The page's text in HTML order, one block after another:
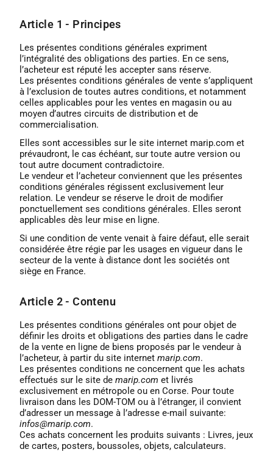
Article 1 - Principes
Les présentes conditions générales expriment
l’intégralité des obligations des parties. En ce sens,
l’acheteur est réputé les accepter sans réserve.
Les présentes conditions générales de vente s’appliquent
à l’exclusion de toutes autres conditions, et notamment
celles applicables pour les ventes en magasin ou au
moyen d’autres circuits de distribution et de
commercialisation.
Elles sont accessibles sur le site internet marip.com et
prévaudront, le cas échéant, sur toute autre version ou
tout autre document contradictoire.
Le vendeur et l’acheteur conviennent que les présentes
conditions générales régissent exclusivement leur
relation. Le vendeur se réserve le droit de modifier
ponctuellement ses conditions générales. Elles seront
applicables dès leur mise en ligne.
Si une condition de vente venait à faire défaut, elle serait
considérée être régie par les usages en vigueur dans le
secteur de la vente à distance dont les sociétés ont
siège en France.
Article 2 - Contenu
Les présentes conditions générales ont pour objet de
définir les droits et obligations des parties dans le cadre
de la vente en ligne de biens proposés par le vendeur à
l’acheteur, à partir du site internetmarip.com.
Les présentes conditions ne concernent que les achats
effectués sur le site demarip.com et livrés
exclusivement en métropole ou en Corse. Pour toute
livraison dans les DOM-TOM ou à l’étranger, il convient
d’adresser un message à l’adresse e-mail suivante:
infos@marip.com.
Ces achats concernent les produits suivants : Livres, jeux
de cartes, posters, boussoles, objets, calculateurs.